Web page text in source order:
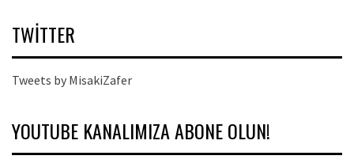
TWITTER
Tweets by MisakiZafer
YOUTUBE KANALIMIZA ABONE OLUN!